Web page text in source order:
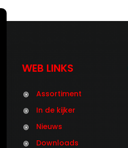
WEB LINKS
Assortiment
In de kijker
Nieuws
Downloads